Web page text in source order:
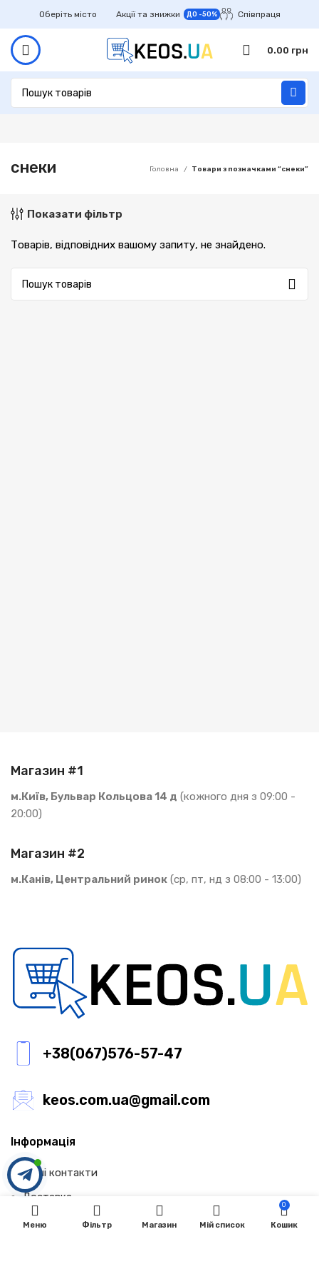
Оберіть місто Акції та знижки ДО -50% Співпраця
0.00 грн
снеки Головна Товари з позначками “снеки”
Показати фільтр
Товарів, відповідних вашому запиту, не знайдено.
Магазин #1
м.Київ, Бульвар Кольцова 14 д (кожного дня з 09:00 -
20:00)
Магазин #2
м.Канів, Центральний ринок (ср, пт, нд з 08:00 - 13:00)
+38(067)576-57-47
keos.com.ua@gmail.com
Інформація
Наші контакти
Доставка
Оплата
Меню Фільтр Магазин Мій список
0
Кошик